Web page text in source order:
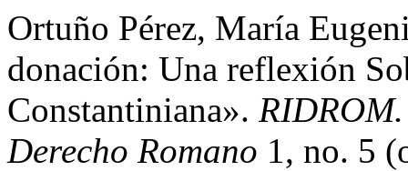
Ortuño Pérez, María
donación: Una reflexión
Constantiniana».
Derecho Romano 1, no. 5